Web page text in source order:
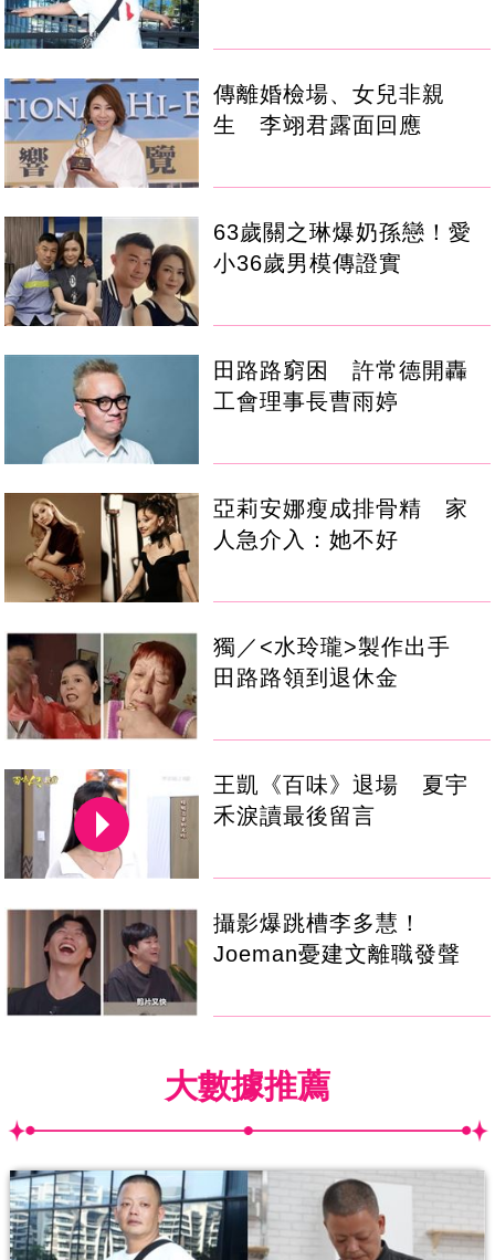
傳離婚檢場、女兒非親
生 李翊君露面回應
63歲關之琳爆奶孫戀！愛
小36歲男模傳證實
田路路窮困 許常德開轟
工會理事長曹雨婷
亞莉安娜瘦成排骨精 家
人急介入：她不好
獨／<水玲瓏>製作出手
田路路領到退休金
王凱《百味》退場 夏宇
禾淚讀最後留言
攝影爆跳槽李多慧！
Joeman憂建文離職發聲
大數據推薦